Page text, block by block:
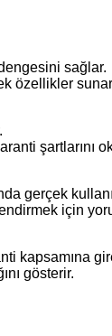
sağlar.
özellikler
şartlarını
gerçek
için
kapsamına
gösterir.